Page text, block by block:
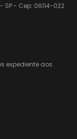
SP - Cep: 06114-022
expediente aos